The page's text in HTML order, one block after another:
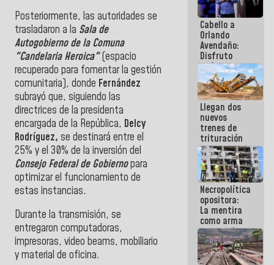
Posteriormente, las autoridades se
trasladaron a la Sala de
Autogobierno de la Comuna
"Candelaria Heroica"(espacio
recuperado para fomentar la gestión
comunitaria), donde Fernández
subrayó que, siguiendo las
directrices de la presidenta
encargada de la República, Delcy
Rodríguez, se destinará entre el
25% y el 30% de la inversión del
Consejo Federal de Gobiernopara
optimizar el funcionamiento de
estas instancias.
Durante la transmisión, se
entregaron computadoras,
impresoras, video beams, mobiliario
y material de oficina.
Cabello a
Orlando
Avendaño:
Disfruto
cada vez
que escribes
porque lo
que haces
es
embarrarla
Llegan dos
nuevos
trenes de
trituración
para
optimizar
manejo de
escombros
en La Guaira
Necropolítica
opositora:
La mentira
como arma
contra el
Pueblo